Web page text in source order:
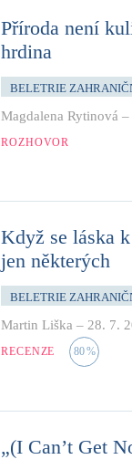
Příroda není
hrdina
BELETRIE
Magdalena Rytinová –
ROZHOVOR
Když se láska
jen některých
BELETRIE
Martin Liška – 28. 7.
RECENZE 80%
„(I Can’t Get